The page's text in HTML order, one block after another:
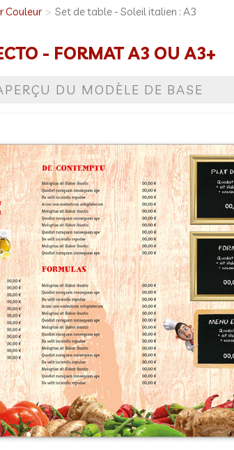
Couleur Set de table - Soleil italien : A3
- FORMAT A3 OU A3+
DU MODÈLE DE BASE